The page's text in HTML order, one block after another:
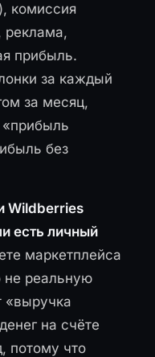
комиссия
реклама,
прибыль.
за каждый
за месяц,
без
Wildberries
есть личный
маркетплейса
не реальную
«выручка
на счёте
потому что